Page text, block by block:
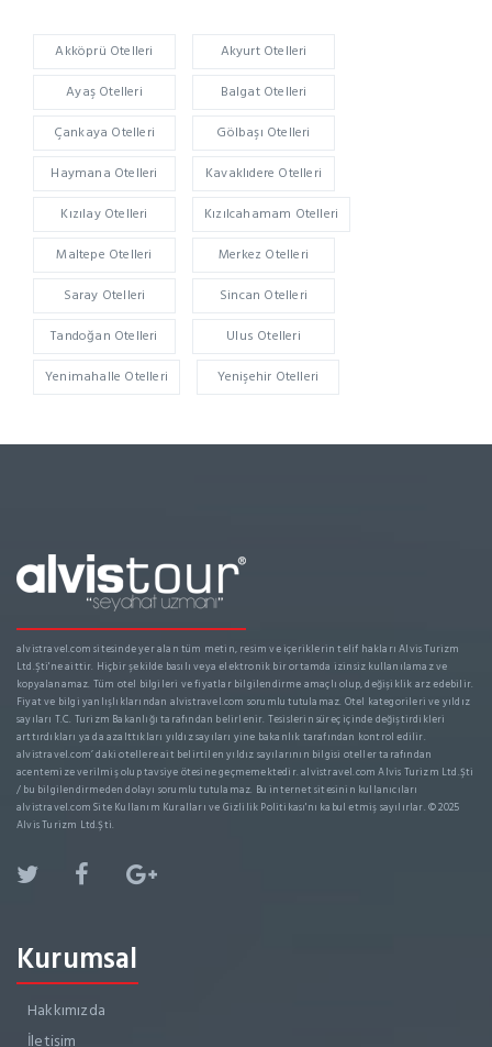
Akköprü Otelleri
Akyurt Otelleri
Ayaş Otelleri
Balgat Otelleri
Çankaya Otelleri
Gölbaşı Otelleri
Haymana Otelleri
Kavaklıdere Otelleri
Kızılay Otelleri
Kızılcahamam Otelleri
Maltepe Otelleri
Merkez Otelleri
Saray Otelleri
Sincan Otelleri
Tandoğan Otelleri
Ulus Otelleri
Yenimahalle Otelleri
Yenişehir Otelleri
alvistravel.com sitesinde yer alan tüm metin, resim ve içeriklerin telif hakları Alvis Turizm
Ltd.Şti'ne aittir. Hiçbir şekilde basılı veya elektronik bir ortamda izinsiz kullanılamaz ve
kopyalanamaz. Tüm otel bilgileri ve fiyatlar bilgilendirme amaçlı olup, değişiklik arz edebilir.
Fiyat ve bilgi yanlışlıklarından alvistravel.com sorumlu tutulamaz. Otel kategorileri ve yıldız
sayıları T.C. Turizm Bakanlığı tarafından belirlenir. Tesislerin süreç içinde değiştirdikleri
arttırdıkları ya da azalttıkları yıldız sayıları yine bakanlık tarafından kontrol edilir.
alvistravel.com’ daki otellere ait belirtilen yıldız sayılarının bilgisi oteller tarafından
acentemize verilmiş olup tavsiye ötesine geçmemektedir. alvistravel.com Alvis Turizm Ltd.Şti
/ bu bilgilendirmeden dolayı sorumlu tutulamaz. Bu internet sitesinin kullanıcıları
alvistravel.com Site Kullanım Kuralları ve Gizlilik Politikası'nı kabul etmiş sayılırlar. © 2025
Alvis Turizm Ltd.Şti.
Kurumsal
Hakkımızda
İletişim